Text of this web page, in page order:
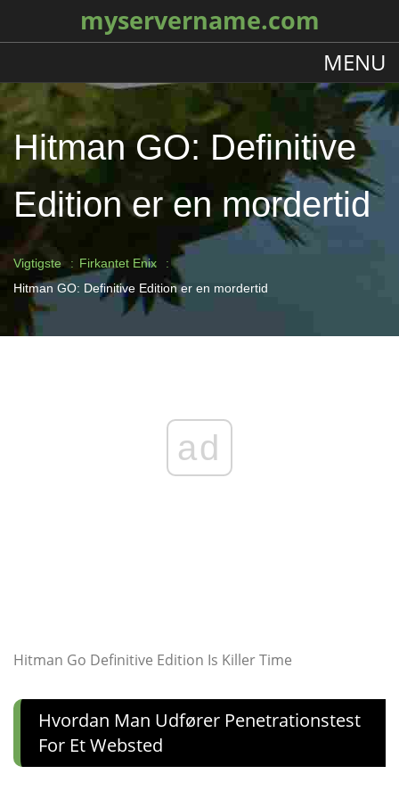
myservername.com
MENU
Hitman GO: Definitive
Edition er en mordertid
Vigtigste
Firkantet Enix
Hitman GO: Definitive Edition er en mordertid
ad
Hitman Go Definitive Edition Is Killer Time
Hvordan Man Udfører Penetrationstest
For Et Websted